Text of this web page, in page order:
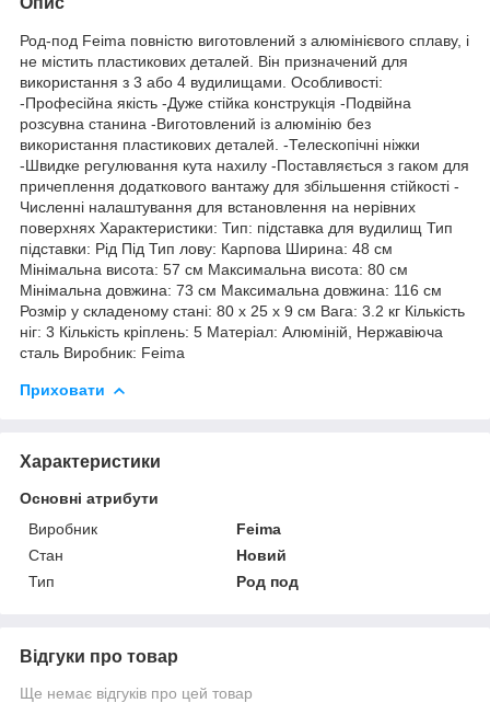
Род-под Feima повністю виготовлений з алюмінієвого сплаву, і
не містить пластикових деталей. Він призначений для
використання з 3 або 4 вудилищами. Особливості:
-Професійна якість -Дуже стійка конструкція -Подвійна
розсувна станина -Виготовлений із алюмінію без
використання пластикових деталей. -Телескопічні ніжки
-Швидке регулювання кута нахилу -Поставляється з гаком для
причеплення додаткового вантажу для збільшення стійкості -
Численні налаштування для встановлення на нерівних
поверхнях Характеристики: Тип: підставка для вудилищ Тип
підставки: Рід Під Тип лову: Карпова Ширина: 48 см
Мінімальна висота: 57 см Максимальна висота: 80 см
Мінімальна довжина: 73 см Максимальна довжина: 116 см
Розмір у складеному стані: 80 x 25 x 9 см Вага: 3.2 кг Кількість
ніг: 3 Кількість кріплень: 5 Матеріал: Алюміній, Нержавіюча
сталь Виробник: Feima
Приховати
Характеристики
Основні атрибути
Виробник
Feima
Стан
Новий
Тип
Род под
Відгуки про товар
Ще немає відгуків про цей товар